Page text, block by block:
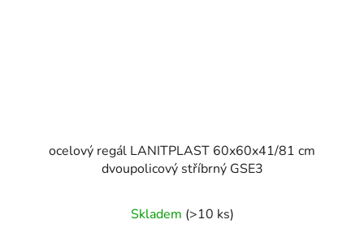
ocelový regál LANITPLAST 60x60x41/81 cm
dvoupolicový stříbrný GSE3
Skladem (>10 ks)